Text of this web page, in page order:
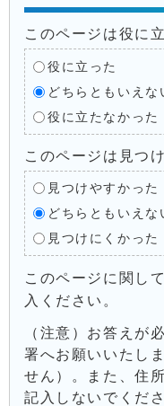
このページは役に
役に立った
どちらともいえな
役に立たなかった
このページは見つ
見つけやすかった
どちらともいえな
見つけにくかった
このページに関し
入ください。
（注意）お答えが
署へお願いいたし
せん）。また、住
記入しないでくださ